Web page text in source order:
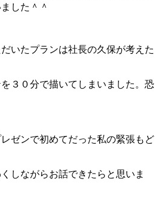
した＾＾
いたプランは社長の久保が考えた
３０分で描いてしまいました。恐
ゼンで初めてだった私の緊張もど
しながらお話できたらと思いま